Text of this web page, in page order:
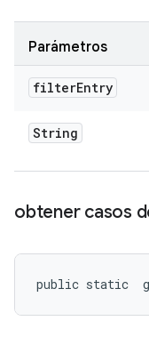
Parámetros
filterEntry
String
obtener casos
public static